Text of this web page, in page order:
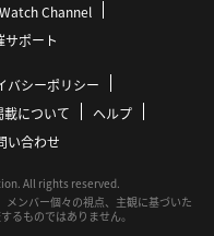
Channel
サポート
バシーポリシー
載について
ヘルプ
い合わせ
All rights reserved.
メンバー個々の視点、主観に基づいた
るものではありません。